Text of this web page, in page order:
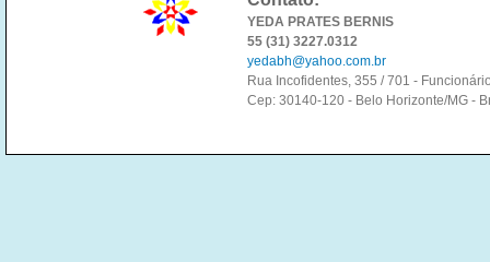
YEDA PRATES BERNIS
55 (31) 3227.0312
yedabh@yahoo.com.br
Rua Incofidentes, 355 / 701 -
Cep: 30140-120 - Belo Horizonte/MG -